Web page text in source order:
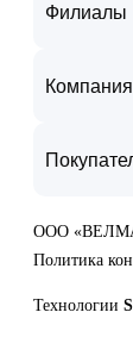
Филиалы
Компания
ООО
Политика
Технологии